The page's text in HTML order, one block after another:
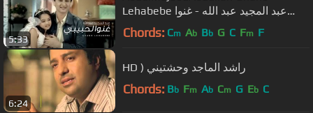
5:33
Lehabebe عبد المجيد عبد الله - غنوا
لحبيبي
Chords: Cm Ab Bb G C Fm F
6:24
HD ) راشد الماجد وحشتيني
Chords: Bb Fm Ab Cm G Eb C